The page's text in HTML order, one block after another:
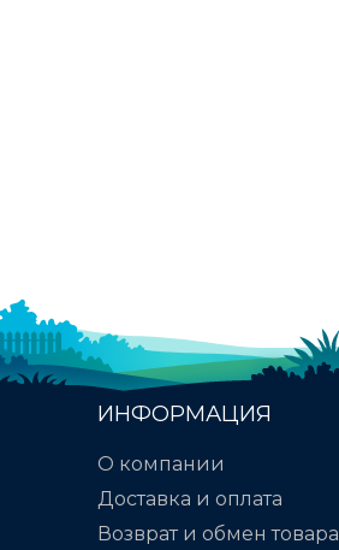
ИНФОРМАЦИЯ
О компании
Доставка и оплата
Возврат и обмен товара